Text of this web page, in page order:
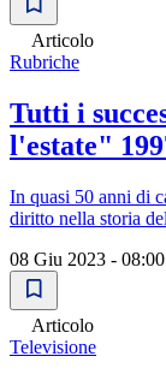
Articolo
Rubriche
Tutti i
l'estate"
In quasi 50 anni di
diritto nella storia
08 Giu 2023 - 08:00
Articolo
Televisione